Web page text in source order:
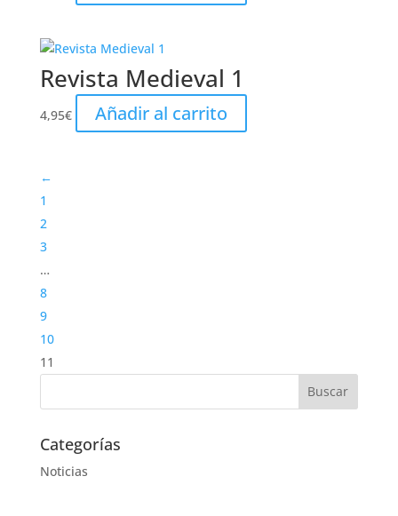
Revista Medieval 1
4,95€ Añadir al carrito
←
1
2
3
…
8
9
10
11
Categorías
Noticias